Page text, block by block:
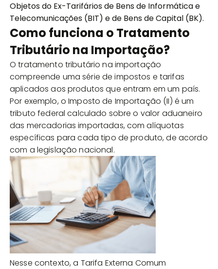
Objetos do Ex-Tarifários de Bens de Informática e
Telecomunicações (BIT) e de Bens de Capital (BK).
Como funciona o Tratamento
Tributário na Importação?
O tratamento tributário na importação
compreende uma série de impostos e tarifas
aplicados aos produtos que entram em um país.
Por exemplo, o Imposto de Importação (II) é um
tributo federal calculado sobre o valor aduaneiro
das mercadorias importadas, com alíquotas
específicas para cada tipo de produto, de acordo
com a legislação nacional.
Nesse contexto, a Tarifa Externa Comum